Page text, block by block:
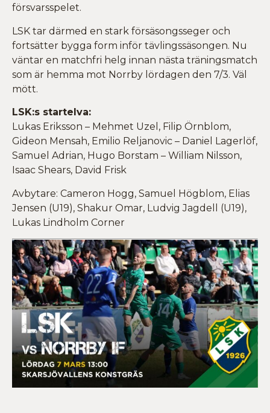
försvarsspelet.
LSK tar därmed en stark försäsongsseger och
fortsätter bygga form inför tävlingssäsongen. Nu
väntar en matchfri helg innan nästa träningsmatch
som är hemma mot Norrby lördagen den 7/3. Väl
mött.
LSK:s startelva:
Lukas Eriksson – Mehmet Uzel, Filip Örnblom,
Gideon Mensah, Emilio Reljanovic – Daniel Lagerlöf,
Samuel Adrian, Hugo Borstam – William Nilsson,
Isaac Shears, David Frisk
Avbytare: Cameron Hogg, Samuel Högblom, Elias
Jensen (U19), Shakur Omar, Ludvig Jagdell (U19),
Lukas Lindholm Corner